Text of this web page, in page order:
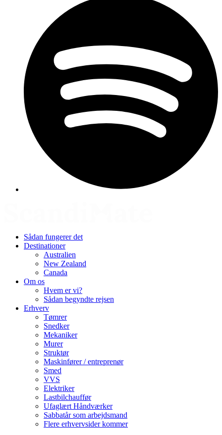
Sådan fungerer det
Destinationer
Australien
New Zealand
Canada
Om os
Hvem er vi?
Sådan begyndte rejsen
Erhverv
Tømrer
Snedker
Mekaniker
Murer
Struktør
Maskinfører / entreprenør
Smed
VVS
Elektriker
Lastbilchauffør
Ufaglært Håndværker
Sabbatår som arbejdsmand
Flere erhvervsider kommer